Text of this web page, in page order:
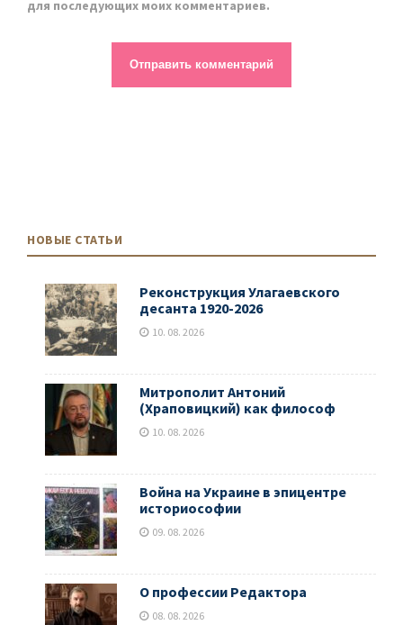
для последующих моих комментариев.
НОВЫЕ СТАТЬИ
Реконструкция Улагаевского
десанта 1920-2026
10. 08. 2026
Митрополит Антоний
(Храповицкий) как философ
10. 08. 2026
Война на Украине в эпицентре
историософии
09. 08. 2026
О профессии Редактора
08. 08. 2026